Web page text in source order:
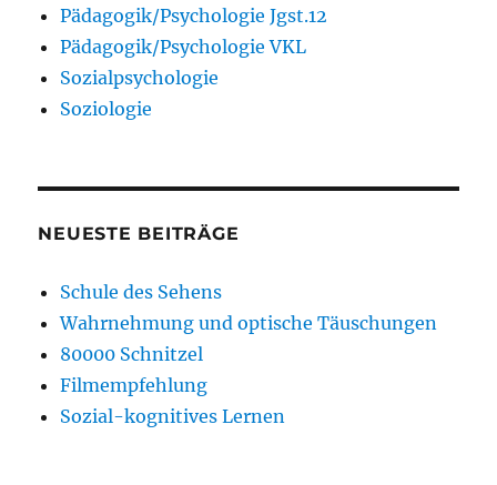
Pädagogik/Psychologie Jgst.12
Pädagogik/Psychologie VKL
Sozialpsychologie
Soziologie
NEUESTE BEITRÄGE
Schule des Sehens
Wahrnehmung und optische Täuschungen
80000 Schnitzel
Filmempfehlung
Sozial-kognitives Lernen